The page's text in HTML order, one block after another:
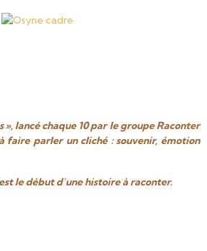
», lancé chaque 10 par le groupe Raconter
faire parler un cliché : souvenir, émotion
le début d’une histoire à raconter.